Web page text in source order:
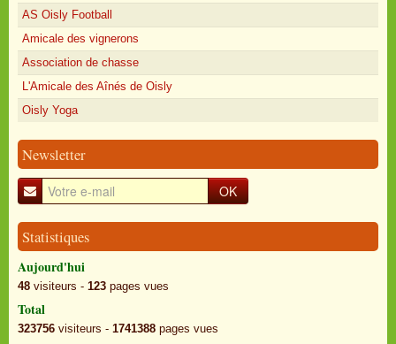
AS Oisly Football
Amicale des vignerons
Association de chasse
L'Amicale des Aînés de Oisly
Oisly Yoga
Newsletter
OK
Statistiques
Aujourd'hui
48 visiteurs - 123 pages vues
Total
323756 visiteurs - 1741388 pages vues